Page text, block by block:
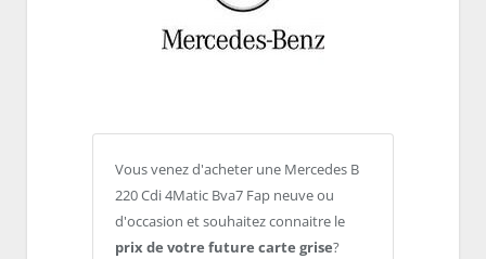
Vous venez d'acheter une Mercedes B
220 Cdi 4Matic Bva7 Fap neuve ou
d'occasion et souhaitez connaitre le
prix de votre future carte grise?